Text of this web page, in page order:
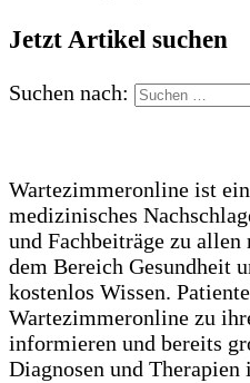
Jetzt Artikel suchen
Suchen nach:
Wartezimmeronline ist
medizinisches
und Fachbeiträge zu allen
dem Bereich Gesundheit
kostenlos Wissen.
Wartezimmeronline zu
informieren und bereits
Diagnosen und Therapien